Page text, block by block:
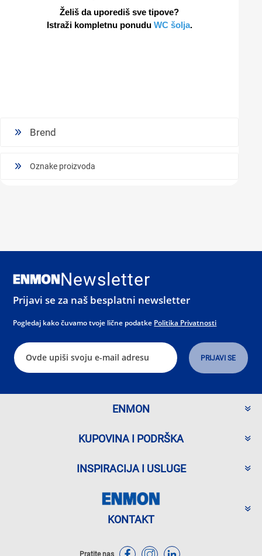
Želiš da uporediš sve tipove?
Istraži kompletnu ponudu WC šolja.
Brend
Oznake proizvoda
Newsletter
Prijavi se za naš besplatni newsletter
Pogledaj kako čuvamo tvoje lične podatke Politika Privatnosti
ENMON
KUPOVINA I PODRŠKA
INSPIRACIJA I USLUGE
KONTAKT
Pratite nas